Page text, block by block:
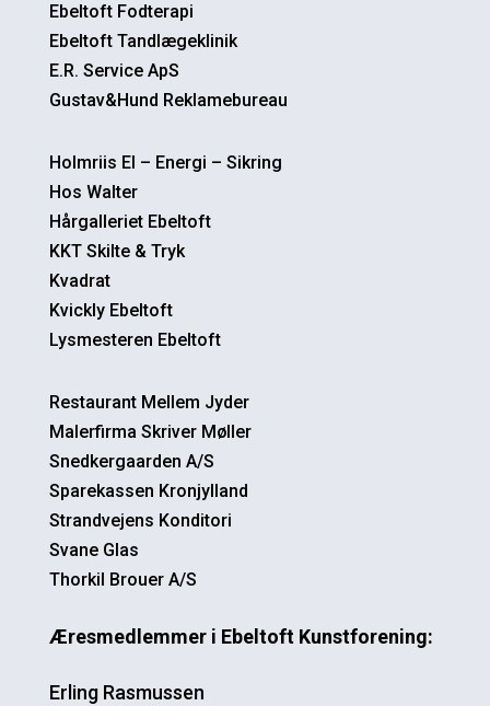
Ebeltoft Fodterapi
Ebeltoft Tandlægeklinik
E.R. Service ApS
Gustav&Hund Reklamebureau
Holmriis El – Energi – Sikring
Hos Walter
Hårgalleriet Ebeltoft
KKT Skilte & Tryk
Kvadrat
Kvickly Ebeltoft
Lysmesteren Ebeltoft
Restaurant Mellem Jyder
Malerfirma Skriver Møller
Snedkergaarden A/S
Sparekassen Kronjylland
Strandvejens Konditori
Svane Glas
Thorkil Brouer A/S
Æresmedlemmer i Ebeltoft Kunstforening:
Erling Rasmussen